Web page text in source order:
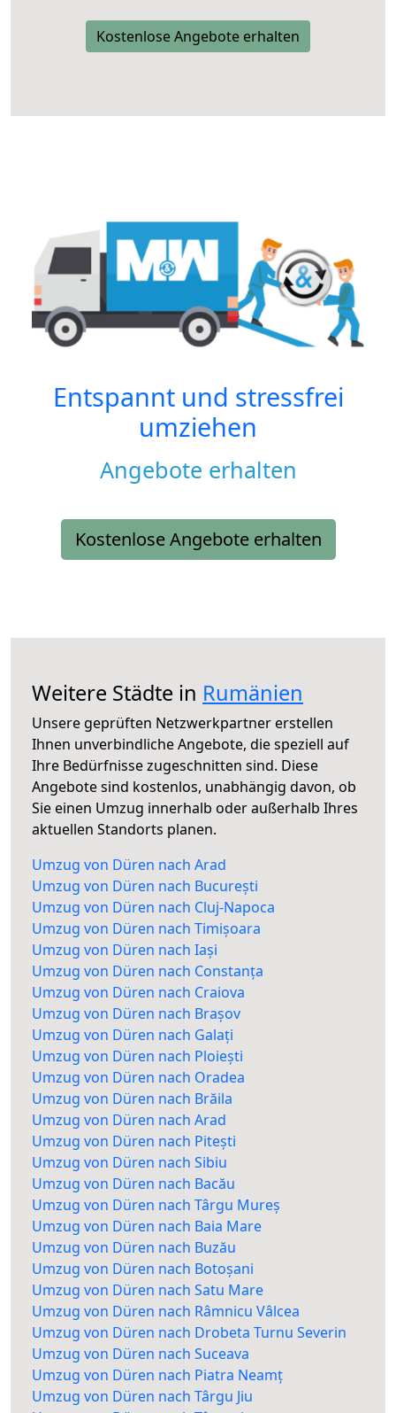
Kostenlose Angebote erhalten
Entspannt und stressfrei
umziehen
Angebote erhalten
Kostenlose Angebote erhalten
Weitere Städte in Rumänien
Unsere geprüften Netzwerkpartner erstellen
Ihnen unverbindliche Angebote, die speziell auf
Ihre Bedürfnisse zugeschnitten sind. Diese
Angebote sind kostenlos, unabhängig davon, ob
Sie einen Umzug innerhalb oder außerhalb Ihres
aktuellen Standorts planen.
Umzug von Düren nach Arad
Umzug von Düren nach București
Umzug von Düren nach Cluj-Napoca
Umzug von Düren nach Timișoara
Umzug von Düren nach Iași
Umzug von Düren nach Constanța
Umzug von Düren nach Craiova
Umzug von Düren nach Brașov
Umzug von Düren nach Galați
Umzug von Düren nach Ploiești
Umzug von Düren nach Oradea
Umzug von Düren nach Brăila
Umzug von Düren nach Arad
Umzug von Düren nach Pitești
Umzug von Düren nach Sibiu
Umzug von Düren nach Bacău
Umzug von Düren nach Târgu Mureș
Umzug von Düren nach Baia Mare
Umzug von Düren nach Buzău
Umzug von Düren nach Botoșani
Umzug von Düren nach Satu Mare
Umzug von Düren nach Râmnicu Vâlcea
Umzug von Düren nach Drobeta Turnu Severin
Umzug von Düren nach Suceava
Umzug von Düren nach Piatra Neamț
Umzug von Düren nach Târgu Jiu